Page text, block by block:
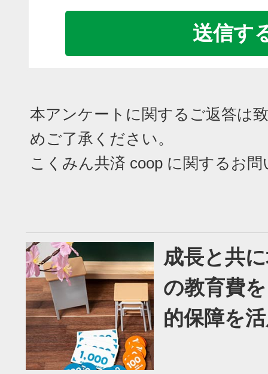
本アンケートに関するご返答は
めご了承ください。
こくみん共済 coop に関するお
成長と共
の教育費
的保障を